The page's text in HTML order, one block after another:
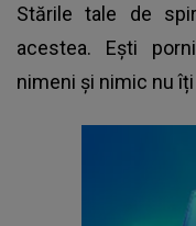
Stările tale de
acestea. Ești
nimeni și nimic nu